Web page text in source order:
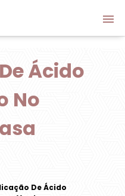
Ácido
No
De Ácido